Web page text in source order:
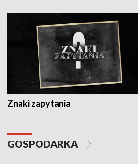
Znaki zapytania
GOSPODARKA